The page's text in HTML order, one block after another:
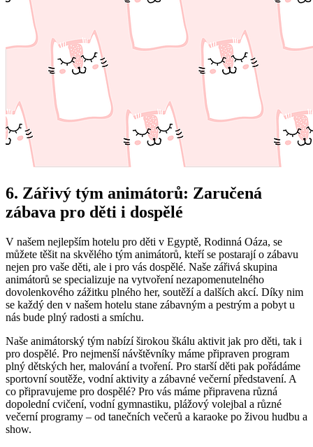
6. Zářivý tým animátorů: Zaručená
zábava pro děti i dospělé
V našem nejlepším hotelu pro děti v Egyptě, Rodinná Oáza, se
můžete těšit na skvělého tým animátorů, kteří se postarají o zábavu
nejen pro vaše děti, ale i pro vás dospělé. Naše zářivá skupina
animátorů se specializuje na vytvoření nezapomenutelného
dovolenkového zážitku plného her, soutěží a dalších akcí. Díky nim
se každý den v našem hotelu stane zábavným a pestrým a pobyt u
nás bude plný radosti a smíchu.
Naše animátorský tým nabízí širokou škálu aktivit jak pro děti, tak i
pro dospělé. Pro nejmenší návštěvníky máme připraven program
plný dětských her, malování a tvoření. Pro starší děti pak pořádáme
sportovní soutěže, vodní aktivity a zábavné večerní představení. A
co připravujeme pro dospělé? Pro vás máme připravena různá
dopolední cvičení, vodní gymnastiku, plážový volejbal a různé
večerní programy – od tanečních večerů a karaoke po živou hudbu a
show.